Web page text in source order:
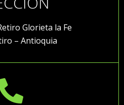
Glorieta la Fe
– Antioquia